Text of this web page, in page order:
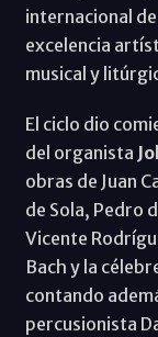
internacional
excelencia
musical y
El ciclo dio
del organista
obras de Juan
de Sola, Pedro
Vicente
Bach y la
contando
percusionista